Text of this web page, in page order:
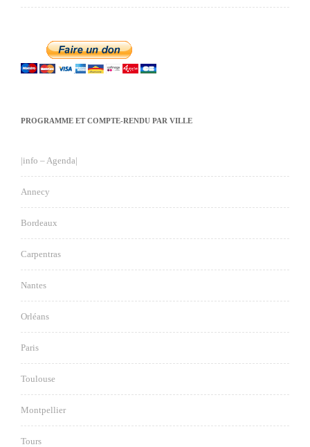
PROGRAMME ET COMPTE-RENDU PAR VILLE
|info – Agenda|
Annecy
Bordeaux
Carpentras
Nantes
Orléans
Paris
Toulouse
Montpellier
Tours